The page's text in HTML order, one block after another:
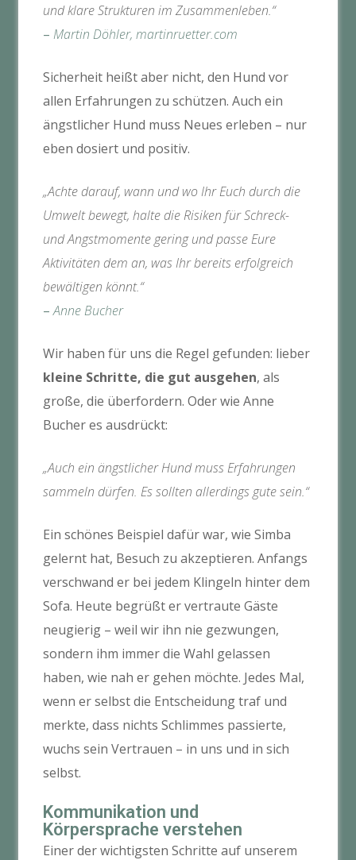
und klare Strukturen im Zusammenleben.“
– Martin Döhler, martinruetter.com
Sicherheit heißt aber nicht, den Hund vor
allen Erfahrungen zu schützen. Auch ein
ängstlicher Hund muss Neues erleben – nur
eben dosiert und positiv.
„Achte darauf, wann und wo Ihr Euch durch die
Umwelt bewegt, halte die Risiken für Schreck-
und Angstmomente gering und passe Eure
Aktivitäten dem an, was Ihr bereits erfolgreich
bewältigen könnt.“
–Anne Bucher
Wir haben für uns die Regel gefunden: lieber
kleine Schritte, die gut ausgehen, als
große, die überfordern. Oder wie Anne
Bucher es ausdrückt:
„Auch ein ängstlicher Hund muss Erfahrungen
sammeln dürfen. Es sollten allerdings gute sein.“
Ein schönes Beispiel dafür war, wie Simba
gelernt hat, Besuch zu akzeptieren. Anfangs
verschwand er bei jedem Klingeln hinter dem
Sofa. Heute begrüßt er vertraute Gäste
neugierig – weil wir ihn nie gezwungen,
sondern ihm immer die Wahl gelassen
haben, wie nah er gehen möchte. Jedes Mal,
wenn er selbst die Entscheidung traf und
merkte, dass nichts Schlimmes passierte,
wuchs sein Vertrauen – in uns und in sich
selbst.
Kommunikation und
Körpersprache verstehen
Einer der wichtigsten Schritte auf unserem